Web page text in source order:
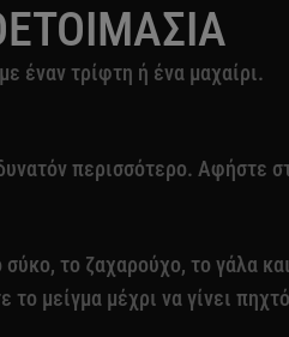
έναν τρίφτη ή ένα μαχαίρι.
περισσότερο. Αφήστε
το ζαχαρούχο, το γάλα
μείγμα μέχρι να γίνει